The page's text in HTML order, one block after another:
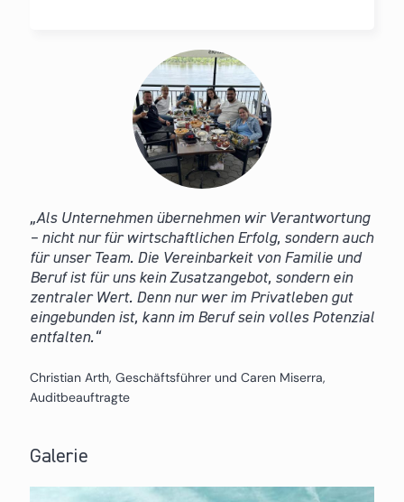
Als Unternehmen übernehmen wir Verantwortung
– nicht nur für wirtschaftlichen Erfolg, sondern auch
für unser Team. Die Vereinbarkeit von Familie und
Beruf ist für uns kein Zusatzangebot, sondern ein
zentraler Wert. Denn nur wer im Privatleben gut
eingebunden ist, kann im Beruf sein volles Potenzial
entfalten.
Christian Arth, Geschäftsführer und Caren Miserra,
Auditbeauftragte
Galerie